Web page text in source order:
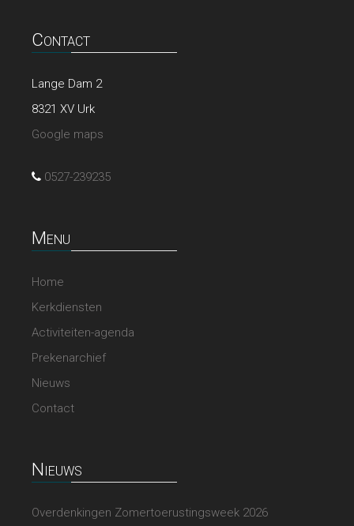
Contact
Lange Dam 2
8321 XV Urk
Google maps
0527-239235
Menu
Home
Kerkdiensten
Activiteiten-agenda
Prekenarchief
Nieuws
Contact
Nieuws
Overdenkingen Zomertoerustingsweek 2026